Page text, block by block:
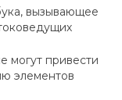
вызывающее
могут привести
элементов